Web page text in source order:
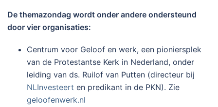
De themazondag wordt onder andere ondersteund
door vier organisaties:
Centrum voor Geloof en werk, een pioniersplek
van de Protestantse Kerk in Nederland, onder
leiding van ds. Ruilof van Putten (directeur bij
NLInvesteert en predikant in de PKN). Zie
geloofenwerk.nl